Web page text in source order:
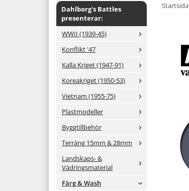
Dahlborg's Battles
presenterar:
WWII (1939-45)
Konflikt '47
Kalla Kriget (1947-91)
Koreakriget (1950-53)
Vietnam (1955-75)
Plastmodeller
Byggtillbehör
Terräng 15mm & 28mm
Landskaps- &
Vädringsmaterial
Färg & Wash
Startsida